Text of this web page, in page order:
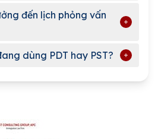
đến lịch phỏng vấn
dùng PDT hay PST?